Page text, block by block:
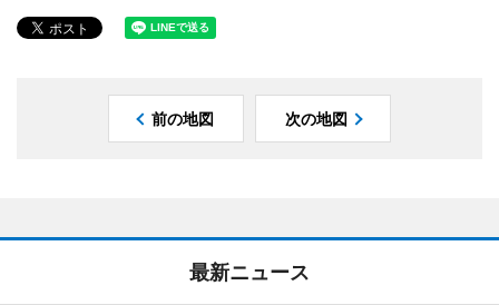
前の地図 次の地図
最新ニュース